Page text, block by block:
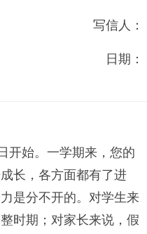
写信人：
日期：
始。一学期来，您的
长，各方面都有了进
是分不开的。对学生来
时期；对家长来说，假